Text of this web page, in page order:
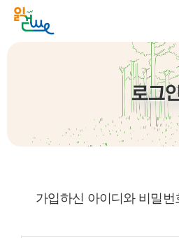
로그
가입하신 아이디와 비밀